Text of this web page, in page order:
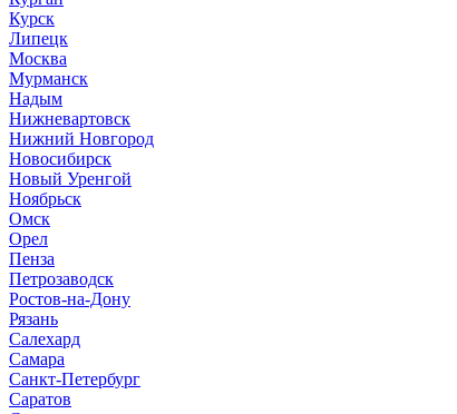
Курск
Липецк
Москва
Мурманск
Надым
Нижневартовск
Нижний Новгород
Новосибирск
Новый Уренгой
Ноябрьск
Омск
Орел
Пенза
Петрозаводск
Ростов-на-Дону
Рязань
Салехард
Самара
Санкт-Петербург
Саратов